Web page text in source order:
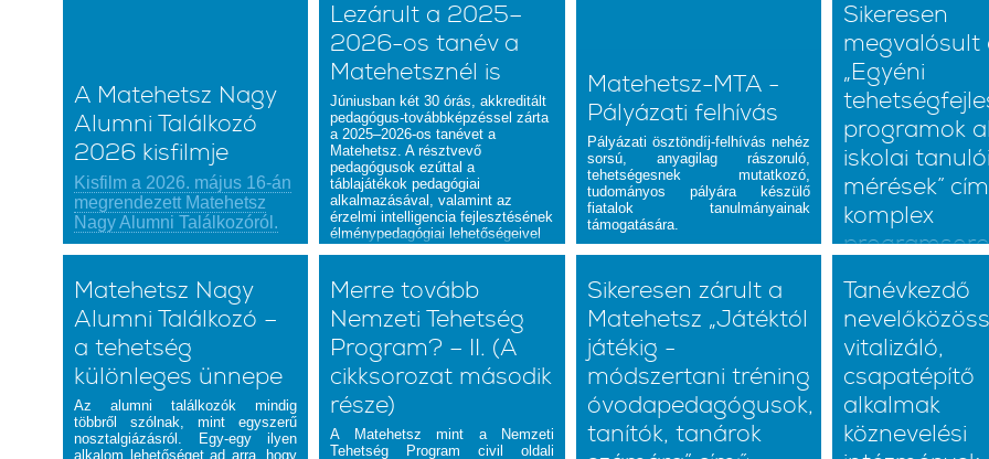
A Matehetsz Nagy
Alumni Találkozó
2026 kisfilmje
Kisfilm a 2026. május 16-án
megrendezett Matehetsz
Nagy Alumni Találkozóról.
Lezárult a 2025–
2026-os tanév a
Matehetsznél is
Júniusban két 30 órás, akkreditált
pedagógus-továbbképzéssel zárta
a 2025–2026-os tanévet a
Matehetsz. A résztvevő
pedagógusok ezúttal a
táblajátékok pedagógiai
alkalmazásával, valamint az
érzelmi intelligencia fejlesztésének
élménypedagógiai lehetőségeivel
Matehetsz-MTA -
Pályázati felhívás
Pályázati ösztöndíj-felhívás nehéz
sorsú, anyagilag rászoruló,
tehetségesnek mutatkozó,
tudományos pályára készülő
fiatalok tanulmányainak
támogatására.
Sikeresen
megvalósult
„Egyéni
programok
iskolai tanulói
mérések”
komplex
Matehetsz
tehetségfejlesztő
alapjai, iskolai
című komplex
programja,
tehetséggondozás
gyakorlatának
valamint a
kompetenciáinak
Matehetsz Nagy
Alumni Találkozó –
a tehetség
különleges ünnepe
Az alumni találkozók mindig
többről szólnak, mint egyszerű
nosztalgiázásról. Egy-egy ilyen
alkalom lehetőséget ad arra, hogy
Merre tovább
Nemzeti Tehetség
Program? – II. (A
cikksorozat második
része)
A Matehetsz mint a Nemzeti
Tehetség Program civil oldali
Sikeresen zárult a
Matehetsz „Játéktól
játékig -
módszertani tréning
óvodapedagógusok,
tanítók, tanárok
Tanévkezdő
vitalizáló,
csapatépítő
alkalmak
köznevelési